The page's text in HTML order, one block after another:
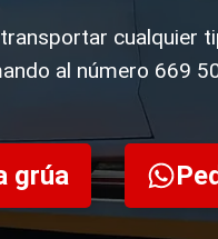
cualquier
al número 669
grúa